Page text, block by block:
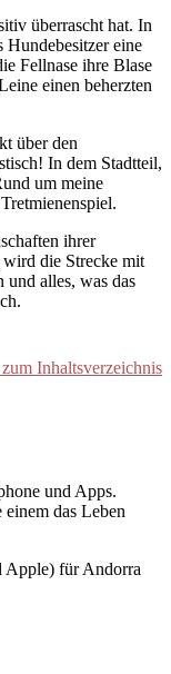
überrascht hat. In
Hundebesitzer eine
Fellnase ihre Blase
einen beherzten
über den
In dem Stadtteil,
um meine
ihrer
die Strecke mit
und alles, was das
Inhaltsverzeichnis
und Apps.
das Leben
Apple) für Andorra